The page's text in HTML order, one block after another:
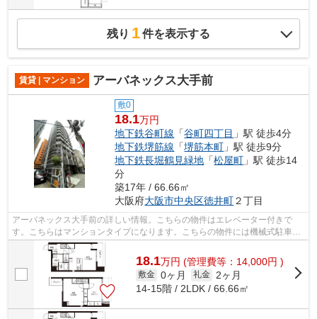
残り 1件を表示する
賃貸 | マンション アーバネックス大手前
敷0
18.1万円
地下鉄谷町線 「谷町四丁目 」駅 徒歩4分
地下鉄堺筋線 「堺筋本町 」駅 徒歩9分
地下鉄長堀鶴見緑地 「松屋町 」駅 徒歩14
分
築17年 / 66.66㎡
大阪府大阪市中央区徳井町２丁目
アーバネックス大手前の詳しい情報。こちらの物件はエレベーター付きで
す。こちらはマンションタイプになります。こちらの物件には機械式駐車場
があります。できるだけ早めに不動産情...
18.1万円 (管理費等：14,000円 )
敷金 0ヶ月 礼金
2ヶ月
14-15階 / 2LDK / 66.66㎡